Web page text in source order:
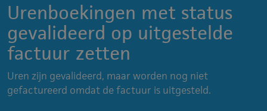
Urenboekingen met status
gevalideerd op uitgestelde
factuur zetten
Uren zijn gevalideerd, maar worden nog niet
gefactureerd omdat de factuur is uitgesteld.